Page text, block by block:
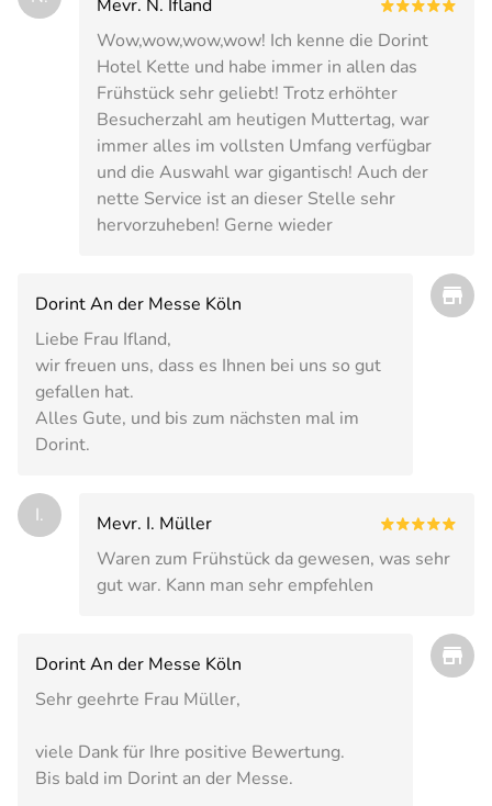
Mevr. N. Ifland
Wow,wow,wow,wow! Ich kenne die Dorint
Hotel Kette und habe immer in allen das
Frühstück sehr geliebt! Trotz erhöhter
Besucherzahl am heutigen Muttertag, war
immer alles im vollsten Umfang verfügbar
und die Auswahl war gigantisch! Auch der
nette Service ist an dieser Stelle sehr
hervorzuheben! Gerne wieder
Dorint An der Messe Köln
Liebe Frau Ifland,
wir freuen uns, dass es Ihnen bei uns so gut
gefallen hat.
Alles Gute, und bis zum nächsten mal im
Dorint.
I.
Mevr. I. Müller
Waren zum Frühstück da gewesen, was sehr
gut war. Kann man sehr empfehlen
Dorint An der Messe Köln
Sehr geehrte Frau Müller,
viele Dank für Ihre positive Bewertung.
Bis bald im Dorint an der Messe.